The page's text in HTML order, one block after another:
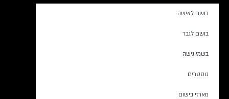
בושם לאישה
בושם לגבר
בשמי נישה
טסטרים
מארזי בישום